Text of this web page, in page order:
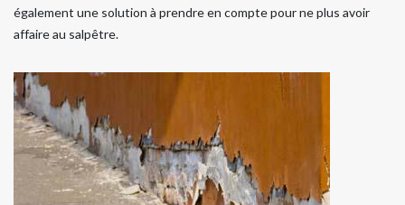
également une solution à prendre en compte pour ne plus avoir
affaire au salpêtre.